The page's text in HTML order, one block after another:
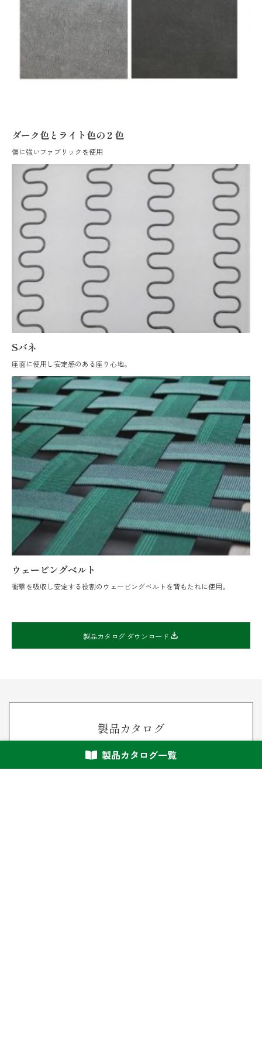
ダーク色とライト色の２色
傷に強いファブリックを使用
Sバネ
座面に使用し安定感のある座り心地。
ウェービングベルト
衝撃を吸収し安定する役割のウェービングベルトを背もたれに使用。
製品カタログ ダウンロード download
製品カタログ
製品ラインナップをPDFでご覧いただけます。
製品カタログ一覧